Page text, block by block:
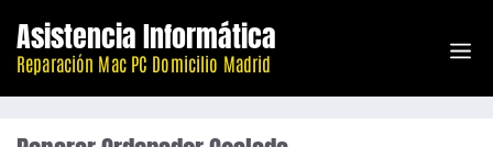
contenido
Asistencia Informática
Reparación Mac PC Domicilio Madrid